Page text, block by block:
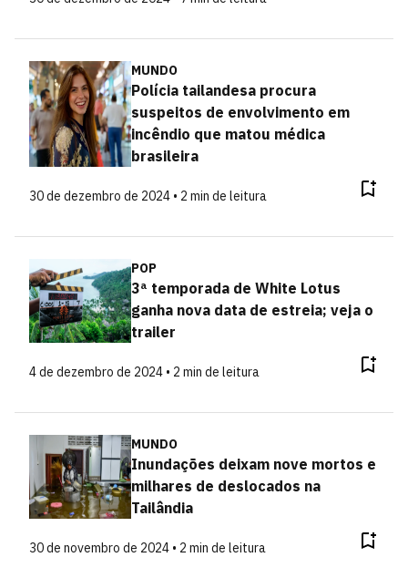
MUNDO
Polícia tailandesa procura
suspeitos de envolvimento em
incêndio que matou médica
brasileira
30 de dezembro de 2024 • 2 min de leitura
POP
3ª temporada de White Lotus
ganha nova data de estreia; veja o
trailer
4 de dezembro de 2024 • 2 min de leitura
MUNDO
Inundações deixam nove mortos e
milhares de deslocados na
Tailândia
30 de novembro de 2024 • 2 min de leitura